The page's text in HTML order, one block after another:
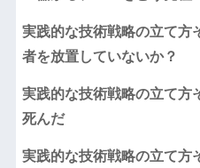
実践的な技術戦略の立て
者を放置していないか？
実践的な技術戦略の立て方
死んだ
実践的な技術戦略の立て方